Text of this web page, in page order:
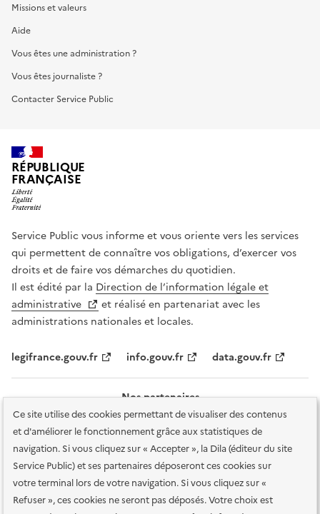
Ce site utilise des cookies permettant de visualiser des contenus
et d'améliorer le fonctionnement grâce aux statistiques de
navigation. Si vous cliquez sur « Accepter », la Dila (éditeur du site
Service Public) et ses partenaires déposeront ces cookies sur
votre terminal lors de votre navigation. Si vous cliquez sur «
Refuser », ces cookies ne seront pas déposés. Votre choix est
Missions et valeurs
Aide
Vous êtes une administration ?
Vous êtes journaliste ?
Contacter Service Public
RÉPUBLIQUE
FRANÇAISE
Service Public vous informe et vous oriente vers les services
qui permettent de connaître vos obligations, d’exercer vos
droits et de faire vos démarches du quotidien.
Il est édité par la Direction de l’information légale et
administrative
et réalisé en partenariat avec les
administrations nationales et locales.
legifrance.gouv.fr info.gouv.fr data.gouv.fr
Nos partenaires
Plan du site Accessibilité : totalement conforme
Accessibilité des